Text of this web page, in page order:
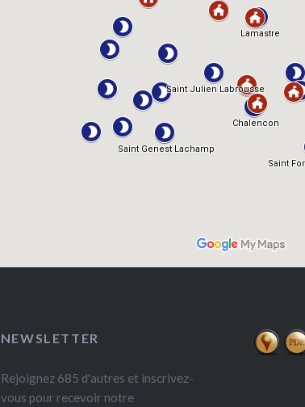
NEWSLETTER
Rejoignez 685 d'autres et inscrivez-
vous pour recevoir notre